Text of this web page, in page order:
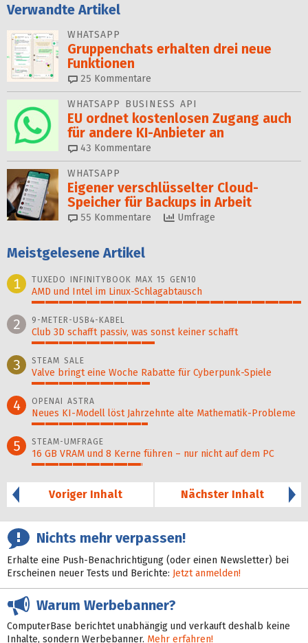
Verwandte Artikel
WHATSAPP
Gruppenchats erhalten drei neue
Funktionen
25 Kommentare
WHATSAPP BUSINESS API
EU ordnet kostenlosen Zugang auch
für andere KI-Anbieter an
43 Kommentare
WHATSAPP
Eigener verschlüsselter Cloud-
Speicher für Backups in Arbeit
55 Kommentare Umfrage
Meistgelesene Artikel
1
TUXEDO INFINITYBOOK MAX 15 GEN10
AMD und Intel im Linux-Schlagabtausch
2 9-METER-USB4-KABEL
Club 3D schafft passiv, was sonst keiner schafft
3 STEAM SALE
Valve bringt eine Woche Rabatte für Cyberpunk-Spiele
4 OPENAI ASTRA
Neues KI-Modell löst Jahr­zehn­te alte Ma­thematik-Pro­ble­me
5 STEAM-UMFRAGE
16 GB VRAM und 8 Kerne führen – nur nicht auf dem PC
Voriger Inhalt
Nächster Inhalt
Nichts mehr verpassen!
Erhalte eine Push-Benachrichtigung (oder einen Newsletter) bei
Erscheinen neuer Tests und Berichte: Jetzt anmelden!
Warum Werbebanner?
ComputerBase berichtet unabhängig und verkauft deshalb keine
Inhalte, sondern Werbebanner. Mehr erfahren!